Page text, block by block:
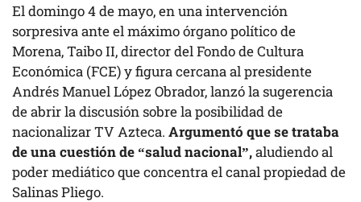
El domingo 4 de mayo, en una intervención
sorpresiva ante el máximo órgano político de
Morena, Taibo II, director del Fondo de Cultura
Económica (FCE) y figura cercana al presidente
Andrés Manuel López Obrador, lanzó la sugerencia
de abrir la discusión sobre la posibilidad de
nacionalizar TV Azteca. Argumentó que se trataba
de una cuestión de “salud nacional”,aludiendo al
poder mediático que concentra el canal propiedad de
Salinas Pliego.